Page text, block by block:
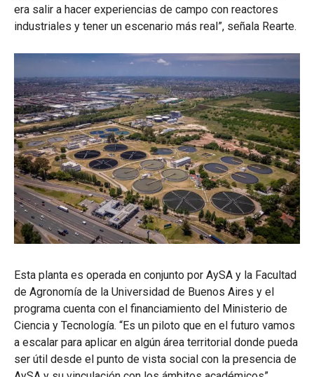
era salir a hacer experiencias de campo con reactores
industriales y tener un escenario más real”, señala Rearte.
Esta planta es operada en conjunto por AySA y la Facultad
de Agronomía de la Universidad de Buenos Aires y el
programa cuenta con el financiamiento del Ministerio de
Ciencia y Tecnología. “Es un piloto que en el futuro vamos
a escalar para aplicar en algún área territorial donde pueda
ser útil desde el punto de vista social con la presencia de